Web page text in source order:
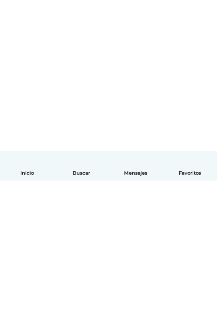
Inicio Buscar Mensajes Favoritos